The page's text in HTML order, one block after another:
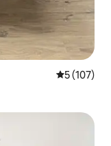
Средна
5 (107)